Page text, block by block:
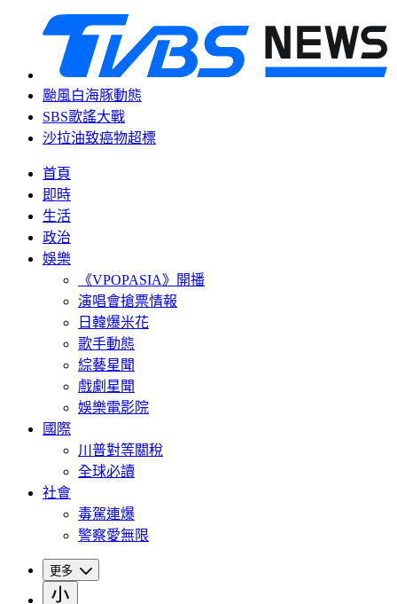
颱風白海豚動態
SBS歌謠大戰
沙拉油致癌物超標
首頁
即時
生活
政治
娛樂
《VPOPASIA》開播
演唱會搶票情報
日韓爆米花
歌手動態
綜藝星聞
戲劇星聞
娛樂電影院
國際
川普對等關稅
全球必讀
社會
毒駕連爆
警察愛無限
更多